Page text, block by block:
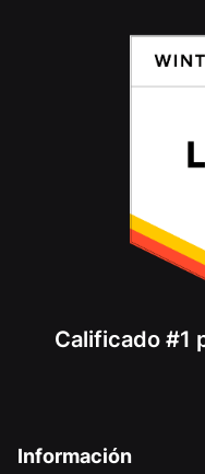
Calificado #1
Información